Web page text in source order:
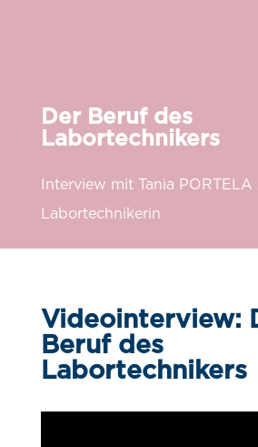
Der Beruf des
Labortechnikers
Interview mit Tania PORTELA
Labortechnikerin
Videointerview:
Beruf des
Labortechnikers